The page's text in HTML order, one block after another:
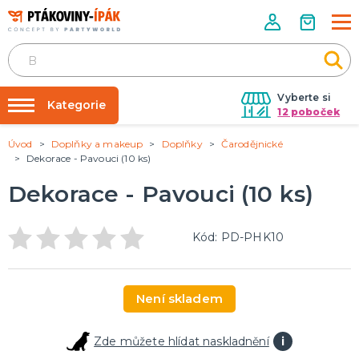
Vyberte si
12 poboček
Půjčovna kostýmů
Nafukování balónků
Prodejny
Rozvoz
Kontakt
Kategorie
PÁRTY DOPLŇKY
Tématické párty
KARNEVALOVÉ KOSTÝMY
Kostýmy pro dospělé
Kostýmy pro děti
DOPLŇKY A MAKEUP
Make-up, dekorace na kůži, tetování, umělé řasy
Úvod Doplňky a makeup Doplňky
Čarodějnické
Dekorace - Pavouci (10 ks)
Dekorace - Pavouci (10 ks)
Kód: PD-PHK10
Není skladem
Zde můžete hlídat naskladnění i